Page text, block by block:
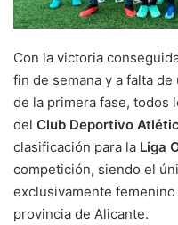
Con la victoria
fin de semana y a falta
de la primera fase, todos
del Club Deportivo
clasificación para la Liga
competición, siendo el
exclusivamente
provincia de Alicante.